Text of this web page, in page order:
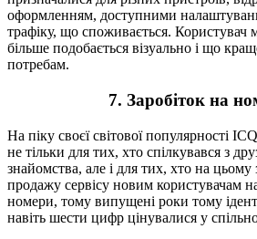
оформленням, доступними
трафіку, що споживається. Користувач
більше подобається візуально і що
потребам.
7. Заробіток на
На піку своєї світової популярності
не тільки для тих, хто спілкувався з
знайомства, але і для тих, хто на
продажу сервісу новим користувачам
номери, тому випущені роки тому
навіть шести цифр цінувалися у